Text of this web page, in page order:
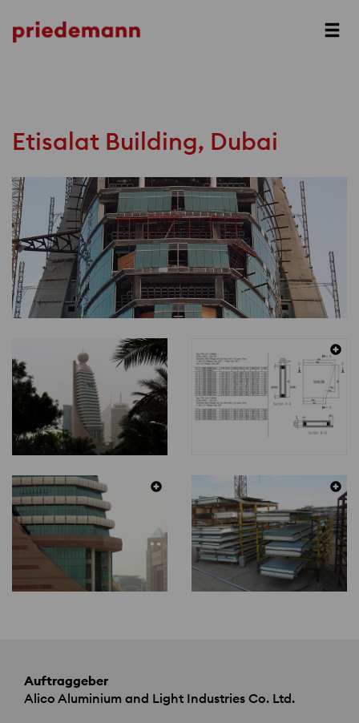
Prev
Etisalat Building, Dubai
Auftraggeber
Alico Aluminium and Light Industries Co. Ltd.